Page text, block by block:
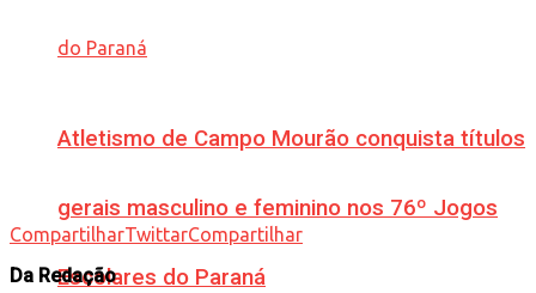
Atletismo de Campo Mourão conquista títulos
gerais masculino e feminino nos 76º Jogos
Escolares do Paraná
CompartilharTwittarCompartilhar
Da Redação